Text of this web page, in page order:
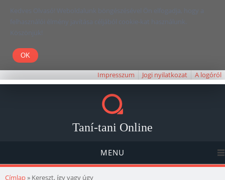
Kedves Olvasó! Weboldalunk böngészésével Ön elfogadja, hogy a
felhasználói élmény javítása céljából cookie-kat használunk.
Köszönjük!
Impresszum Jogi nyilatkozat A logóról
Taní-tani Online
MENU
Jelenlegi hely
Címlap» Kereszt, így vagy úgy